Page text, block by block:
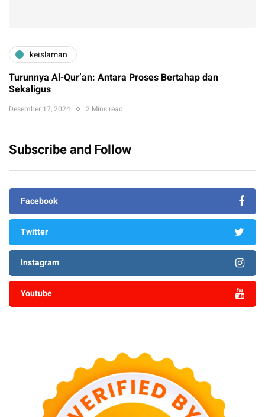
keislaman
Turunnya Al-Qur’an: Antara Proses Bertahap dan
Sekaligus
Desember 17, 2024 2 Mins read
Subscribe and Follow
Facebook
Twitter
Instagram
Youtube